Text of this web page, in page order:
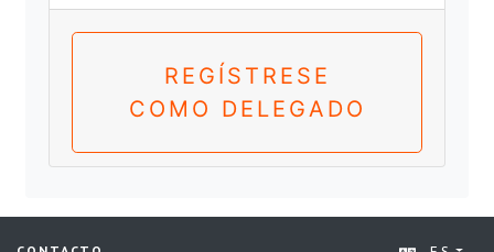
REGÍSTRESE
COMO DELEGADO